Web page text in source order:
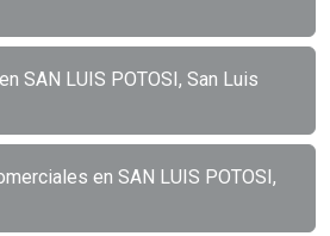
SAN LUIS POTOSI, San Luis
en SAN LUIS POTOSI,